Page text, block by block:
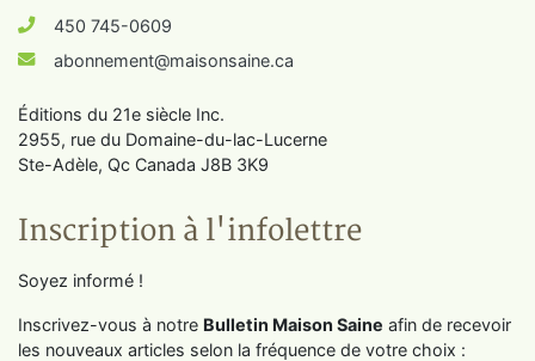
450 745-0609
abonnement@maisonsaine.ca
Éditions du 21e siècle Inc.
2955, rue du Domaine-du-lac-Lucerne
Ste-Adèle, Qc Canada J8B 3K9
Inscription à l'infolettre
Soyez informé !
Inscrivez-vous à notre Bulletin Maison Saine afin de recevoir
les nouveaux articles selon la fréquence de votre choix :